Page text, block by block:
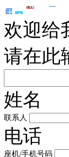
欢迎给
请在此
姓名
联系人
电话
座机/手机号码